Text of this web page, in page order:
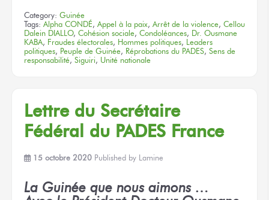
Category: Guinée
Tags: Alpha CONDÉ, Appel à la paix, Arrêt de la violence, Cellou
Dalein DIALLO, Cohésion sociale, Condoléances, Dr. Ousmane
KABA, Fraudes électorales, Hommes politiques, Leaders
politiques, Peuple de Guinée, Réprobations du PADES, Sens de
responsabilité, Siguiri, Unité nationale
Lettre du Secrétaire
Fédéral du PADES France
15 octobre 2020 Published by Lamine
La Guinée que nous aimons …